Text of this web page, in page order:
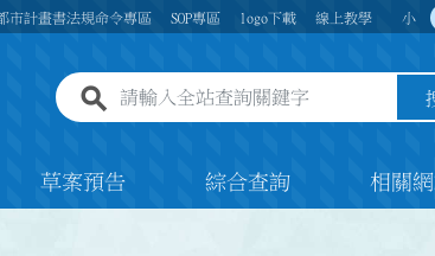
市計畫書法規命令專區 SOP專區 logo下載 線上教學 小
全站查詢關鍵字欄位
草案預告 綜合查詢 相關